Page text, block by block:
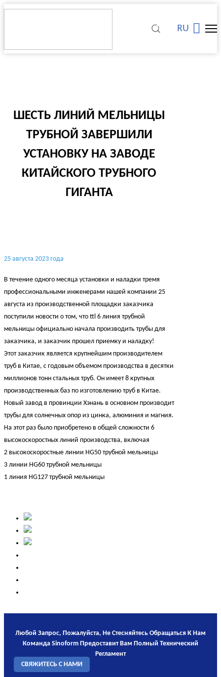
RU
ШЕСТЬ ЛИНИЙ МЕЛЬНИЦЫ
ТРУБНОЙ ЗАВЕРШИЛИ
УСТАНОВКУ НА ЗАВОДЕ
КИТАЙСКОГО ТРУБНОГО
ГИГАНТА
25 августа 2023 года
В течение одного месяца установки и наладки тремя
профессиональными инженерами нашей компании 25
августа из производственной площадки заказчика
поступили новости о том, что ttl 6 линия трубной
мельницы официально начала производить трубы для
заказчика, и заказчик прошел приемку и наладку!
Этот заказчик является крупнейшим производителем
труб в Китае, с годовым объемом производства в десятки
миллионов тонн стальных труб. Он имеет 8 крупных
производственных баз по изготовлению труб в Китае.
Новый завод в провинции Хэнань в основном производит
трубы для солнечных опор из цинка, алюминия и магния.
На этот раз было приобретено в общей сложности 6
высокоскоростных линий производства, включая
2 высокоскоростные линии HG50 трубной мельницы
3 линии HG60 трубной мельницы
1 линия HG127 трубной мельницы
Любой Запрос, Пожалуйста, Не Стесняйтесь Обращаться К Нам
Команда Sinoform Предоставит Вам Полный Технический
Регламент
СВЯЖИТЕСЬ С НАМИ